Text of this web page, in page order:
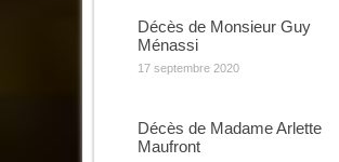
Décès de Monsieur Guy
Ménassi
17 septembre 2020
Décès de Madame Arlette
Maufront